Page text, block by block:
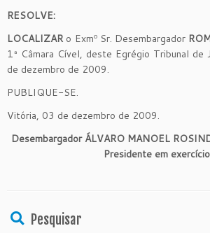
RESOLVE:
LOCALIZAR o Exmº Sr. Desembargador
1ª Câmara Cível, deste Egrégio Tribunal
de dezembro de 2009.
PUBLIQUE-SE.
Vitória, 03 de dezembro de 2009.
Desembargador ÁLVARO MANOEL
Presidente em exercício
Pesquisar